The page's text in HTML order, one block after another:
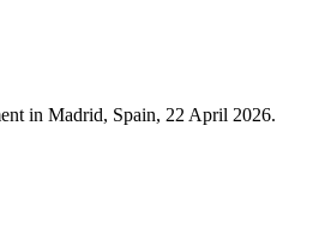
in Madrid, Spain, 22 April 2026.